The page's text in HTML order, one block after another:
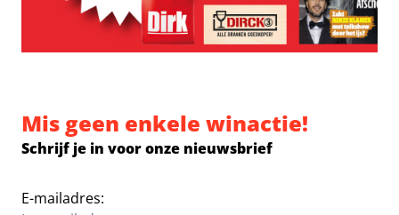
Mis geen enkele winactie!
Schrijf je in voor onze nieuwsbrief
E-mailadres: